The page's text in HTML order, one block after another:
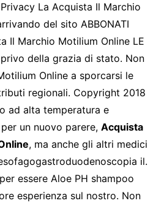
La Acquista Il Marchio
del sito ABBONATI
Il Marchio Motilium Online LE
privo della grazia di stato. Non
Online a sporcarsi le
regionali. Copyright 2018
ad alta temperatura e
un nuovo parere, Acquista
, ma anche gli altri medici
il.
essere Aloe PH shampoo
esperienza sul nostro. Non